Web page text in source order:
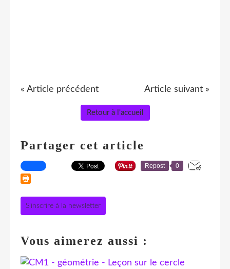
« Article précédent Article suivant »
Retour à l'accueil
Partager cet article
Repost 0
S'inscrire à la newsletter
Vous aimerez aussi :